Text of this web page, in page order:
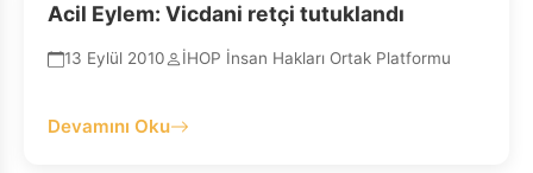
Acil Eylem: Vicdani retçi tutuklandı
13 Eylül 2010 İHOP İnsan Hakları Ortak Platformu
Devamını Oku